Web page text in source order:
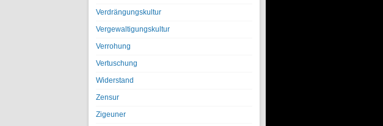
Verdrängungskultur
Vergewaltigungskultur
Verrohung
Vertuschung
Widerstand
Zensur
Zigeuner